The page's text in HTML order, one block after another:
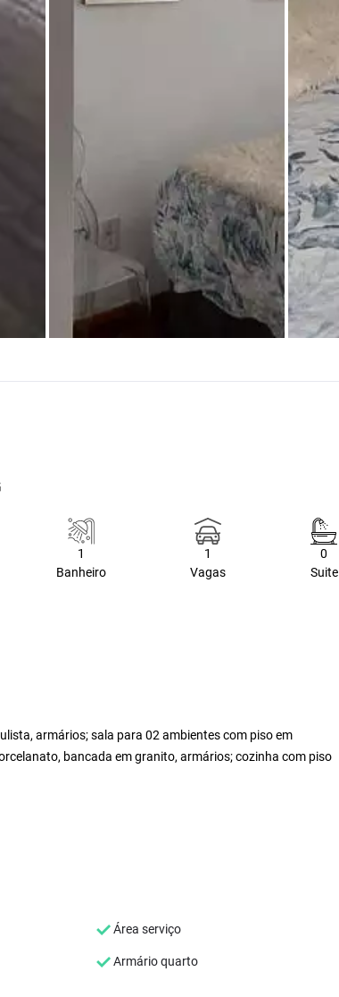
1
Banheiro
1
Vagas
0
Suite
armários; sala para 02 ambientes com piso em
bancada em granito, armários; cozinha com piso
Área serviço
Armário quarto